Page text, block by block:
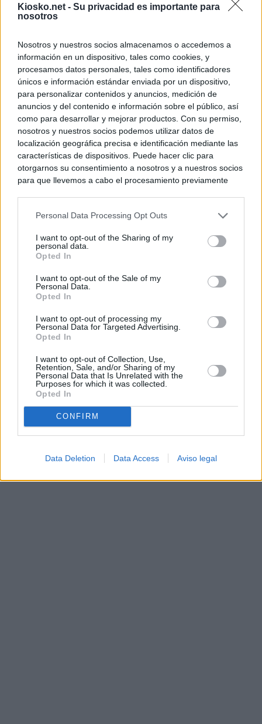
Kiosko.net - Su privacidad es importante para
nosotros
Nosotros y nuestros socios almacenamos o accedemos a
información en un dispositivo, tales como cookies, y
procesamos datos personales, tales como identificadores
únicos e información estándar enviada por un dispositivo,
para personalizar contenidos y anuncios, medición de
anuncios y del contenido e información sobre el público, así
como para desarrollar y mejorar productos. Con su permiso,
nosotros y nuestros socios podemos utilizar datos de
localización geográfica precisa e identificación mediante las
características de dispositivos. Puede hacer clic para
otorgarnos su consentimiento a nosotros y a nuestros socios
para que llevemos a cabo el procesamiento previamente
negar su consentimiento. Tenga en cuenta que algún
de su consentimiento, pero usted tiene el derecho de
rechazar tal procesamiento. Sus preferencias se aplicarán
cualquier momento entrando de nuevo en este sitio web o
visitando nuestra política de privacidad.
Personal Data Processing Opt Outs
I want to opt-out of the Sharing of my
personal data.
Opted In
I want to opt-out of the Sale of my
Personal Data.
Opted In
I want to opt-out of processing my
Personal Data for Targeted Advertising.
Opted In
I want to opt-out of Collection, Use,
Retention, Sale, and/or Sharing of my
Personal Data that Is Unrelated with the
Purposes for which it was collected.
Opted In
CONFIRM
Data Deletion Data Access Aviso legal